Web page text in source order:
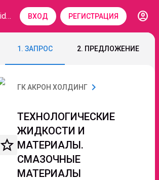
bidzaar ВХОД РЕГИСТРАЦИЯ
account_circle
ТЕХНОЛОГИЧЕСКИЕ ЖИДКОСТИ И
1. ЗАПРОС 2. ПРЕДЛОЖЕНИЕ
ГК АКРОН ХОЛДИНГ chevron_right
star_border
ТЕХНОЛОГИЧЕСКИЕ
ЖИДКОСТИ И
МАТЕРИАЛЫ.
СМАЗОЧНЫЕ
МАТЕРИАЛЫ